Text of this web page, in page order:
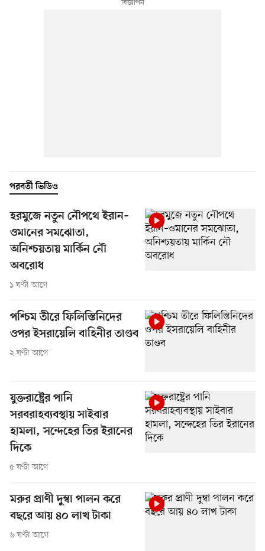
পরবর্তী ভিডিও
হরমুজে নতুন নৌপথে ইরান–
ওমানের সমঝোতা,
অনিশ্চয়তায় মার্কিন নৌ
অবরোধ
১ ঘণ্টা আগে
পশ্চিম তীরে ফিলিস্তিনিদের
ওপর ইসরায়েলি বাহিনীর তাণ্ডব
২ ঘণ্টা আগে
যুক্তরাষ্ট্রের পানি
সরবরাহব্যবস্থায় সাইবার
হামলা, সন্দেহের তির ইরানের
দিকে
৫ ঘণ্টা আগে
মরুর প্রাণী দুম্বা পালন করে
বছরে আয় ৪০ লাখ টাকা
৬ ঘণ্টা আগে